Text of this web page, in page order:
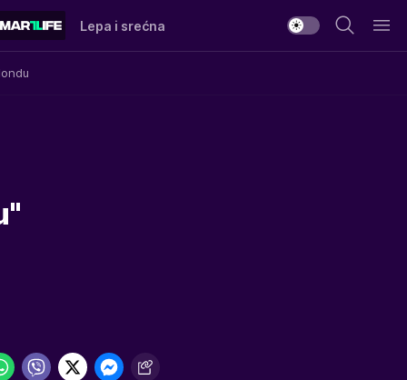
Lepa i srećna